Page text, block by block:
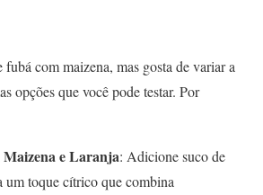
com maizena, mas gosta de variar a
opções que você pode testar. Por
e Laranja: Adicione suco de
um toque cítrico que combina